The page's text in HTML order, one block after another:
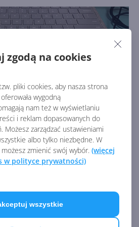
zgodą na cookies
pliki cookies, aby nasza strona
wygodną
nam też w wyświetlaniu
i reklam dopasowanych do
Możesz zarządzać ustawieniami
albo tylko niezbędne. W
zmienić swój wybór. (więcej
w polityce prywatności)
wszystkie
popularność w przypadku
ciężko jest powiedzieć.
warto wiedzieć, na co się
lub design, zaś wybór